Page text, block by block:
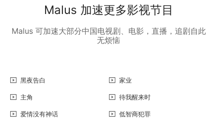
Malus 加速更多影视节目
Malus 可加速大部分中国电视剧、电影，直播，追剧自此
无烦恼
黑夜告白 家业
主角 待我醒来时
爱情没有神话 低智商犯罪